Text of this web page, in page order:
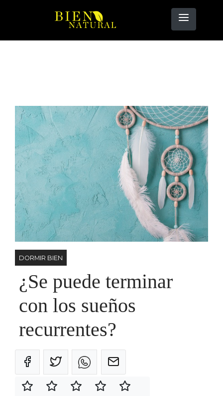
DORMIR BIEN
¿Se puede terminar
con los sueños
recurrentes?